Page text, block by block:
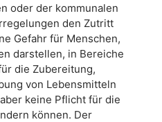
oder der kommunalen
den Zutritt
Gefahr für Menschen,
darstellen, in Bereiche
die Zubereitung,
von Lebensmitteln
keine Pflicht für die
können. Der